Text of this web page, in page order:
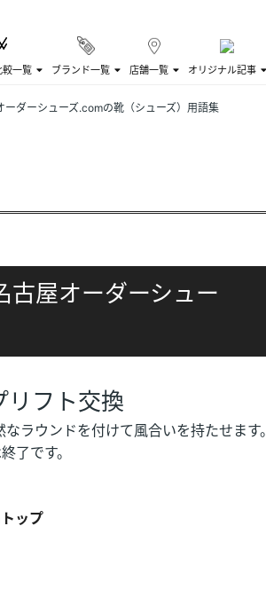
較一覧 ブランド一覧 店舗一覧 オリジナル記事
ダーシューズ.comの靴（シューズ）用語集
古屋オーダーシュー
リフト交換
ラウンドを付けて風合いを持たせます。
了です。
ップ